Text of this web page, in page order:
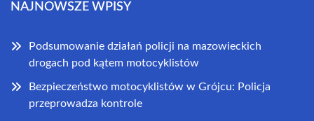
NAJNOWSZE WPISY
Podsumowanie działań policji na mazowieckich
drogach pod kątem motocyklistów
Bezpieczeństwo motocyklistów w Grójcu: Policja
przeprowadza kontrole